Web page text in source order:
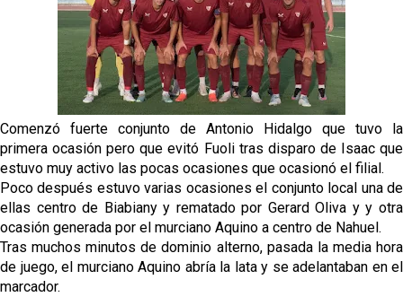
El Sevilla FC plantea ampliar hasta cinco fichajes
más antes del cierre
Djibril Sow pone rumbo a Italia para firmar su nuevo
contrato con el Genoa
Kochorashvili, seria opción para reforzar el centro
del campo sevillista
Sow muy cerca de cerrar su traspaso al Genoa
Oso es el siguiente en la lista para salir
Comenzó fuerte conjunto de Antonio Hidalgo que tuvo la
primera ocasión pero que evitó Fuoli tras disparo de Isaac que
estuvo muy activo las pocas ocasiones que ocasionó el filial.
Poco después estuvo varias ocasiones el conjunto local una de
ellas centro de Biabiany y rematado por Gerard Oliva y y otra
ocasión generada por el murciano Aquino a centro de Nahuel.
Tras muchos minutos de dominio alterno, pasada la media hora
de juego, el murciano Aquino abría la lata y se adelantaban en el
marcador.